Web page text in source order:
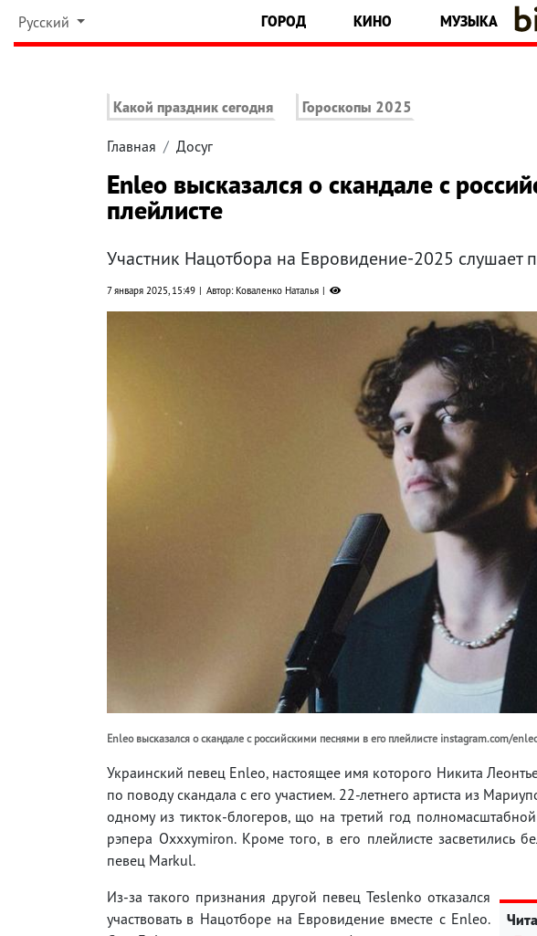
Русский ГОРОД КИНО МУЗЫКА
Какой праздник сегодня Гороскопы 2025
Главная Досуг
Enleo высказался о скандале с
плейлисте
Участник Нацотбора на Евровидение-2025 слушает
7 января 2025, 15:49 Автор: Коваленко Наталья
Enleo высказался о скандале с российскими песнями в его плейлисте instagram.com/
Украинский певец Enleo, настоящее имя которого Никита
по поводу скандала с его участием. 22-летнего артиста из
одному из тикток-блогеров, що на третий год
рэпера Oxxxymiron. Кроме того, в его плейлисте засветились
певец Markul.
Из-за такого признания другой певец Teslenko отказался
участвовать в Нацотборе на Евровидение вместе с Enleo.